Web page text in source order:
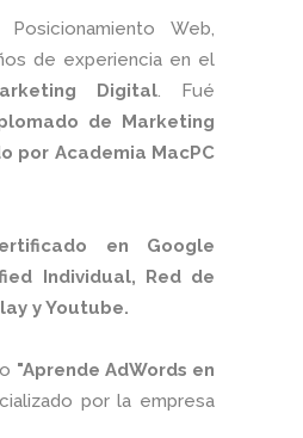
Web,
de experiencia en el
Digital. Fué
de Marketing
por Academia MacPC
en Google
Individual, Red de
y Youtube.
"Aprende AdWords en
por la empresa